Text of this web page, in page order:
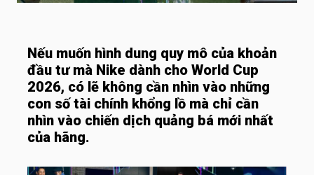
Nếu muốn hình dung quy mô của khoản
đầu tư mà Nike dành cho World Cup
2026, có lẽ không cần nhìn vào những
con số tài chính khổng lồ mà chỉ cần
nhìn vào chiến dịch quảng bá mới nhất
của hãng.